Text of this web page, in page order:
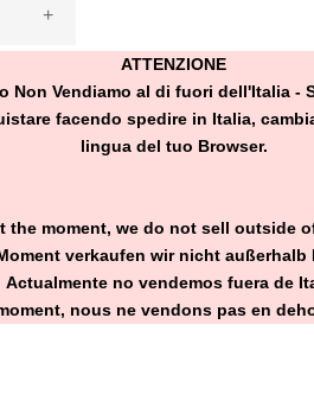
+
ATTENZIONE
Non Vendiamo al di fuori dell'Italia -
facendo spedire in Italia,
lingua del tuo Browser.
the moment, we do not sell outside
verkaufen wir nicht außerhalb
Actualmente no vendemos fuera de
nous ne vendons pas en